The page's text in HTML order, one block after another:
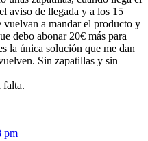
aviso de llegada y a los 15
a mandar el producto y
debo abonar 20€ más para
la única solución que me dan
Sin zapatillas y sin
falta.
pm